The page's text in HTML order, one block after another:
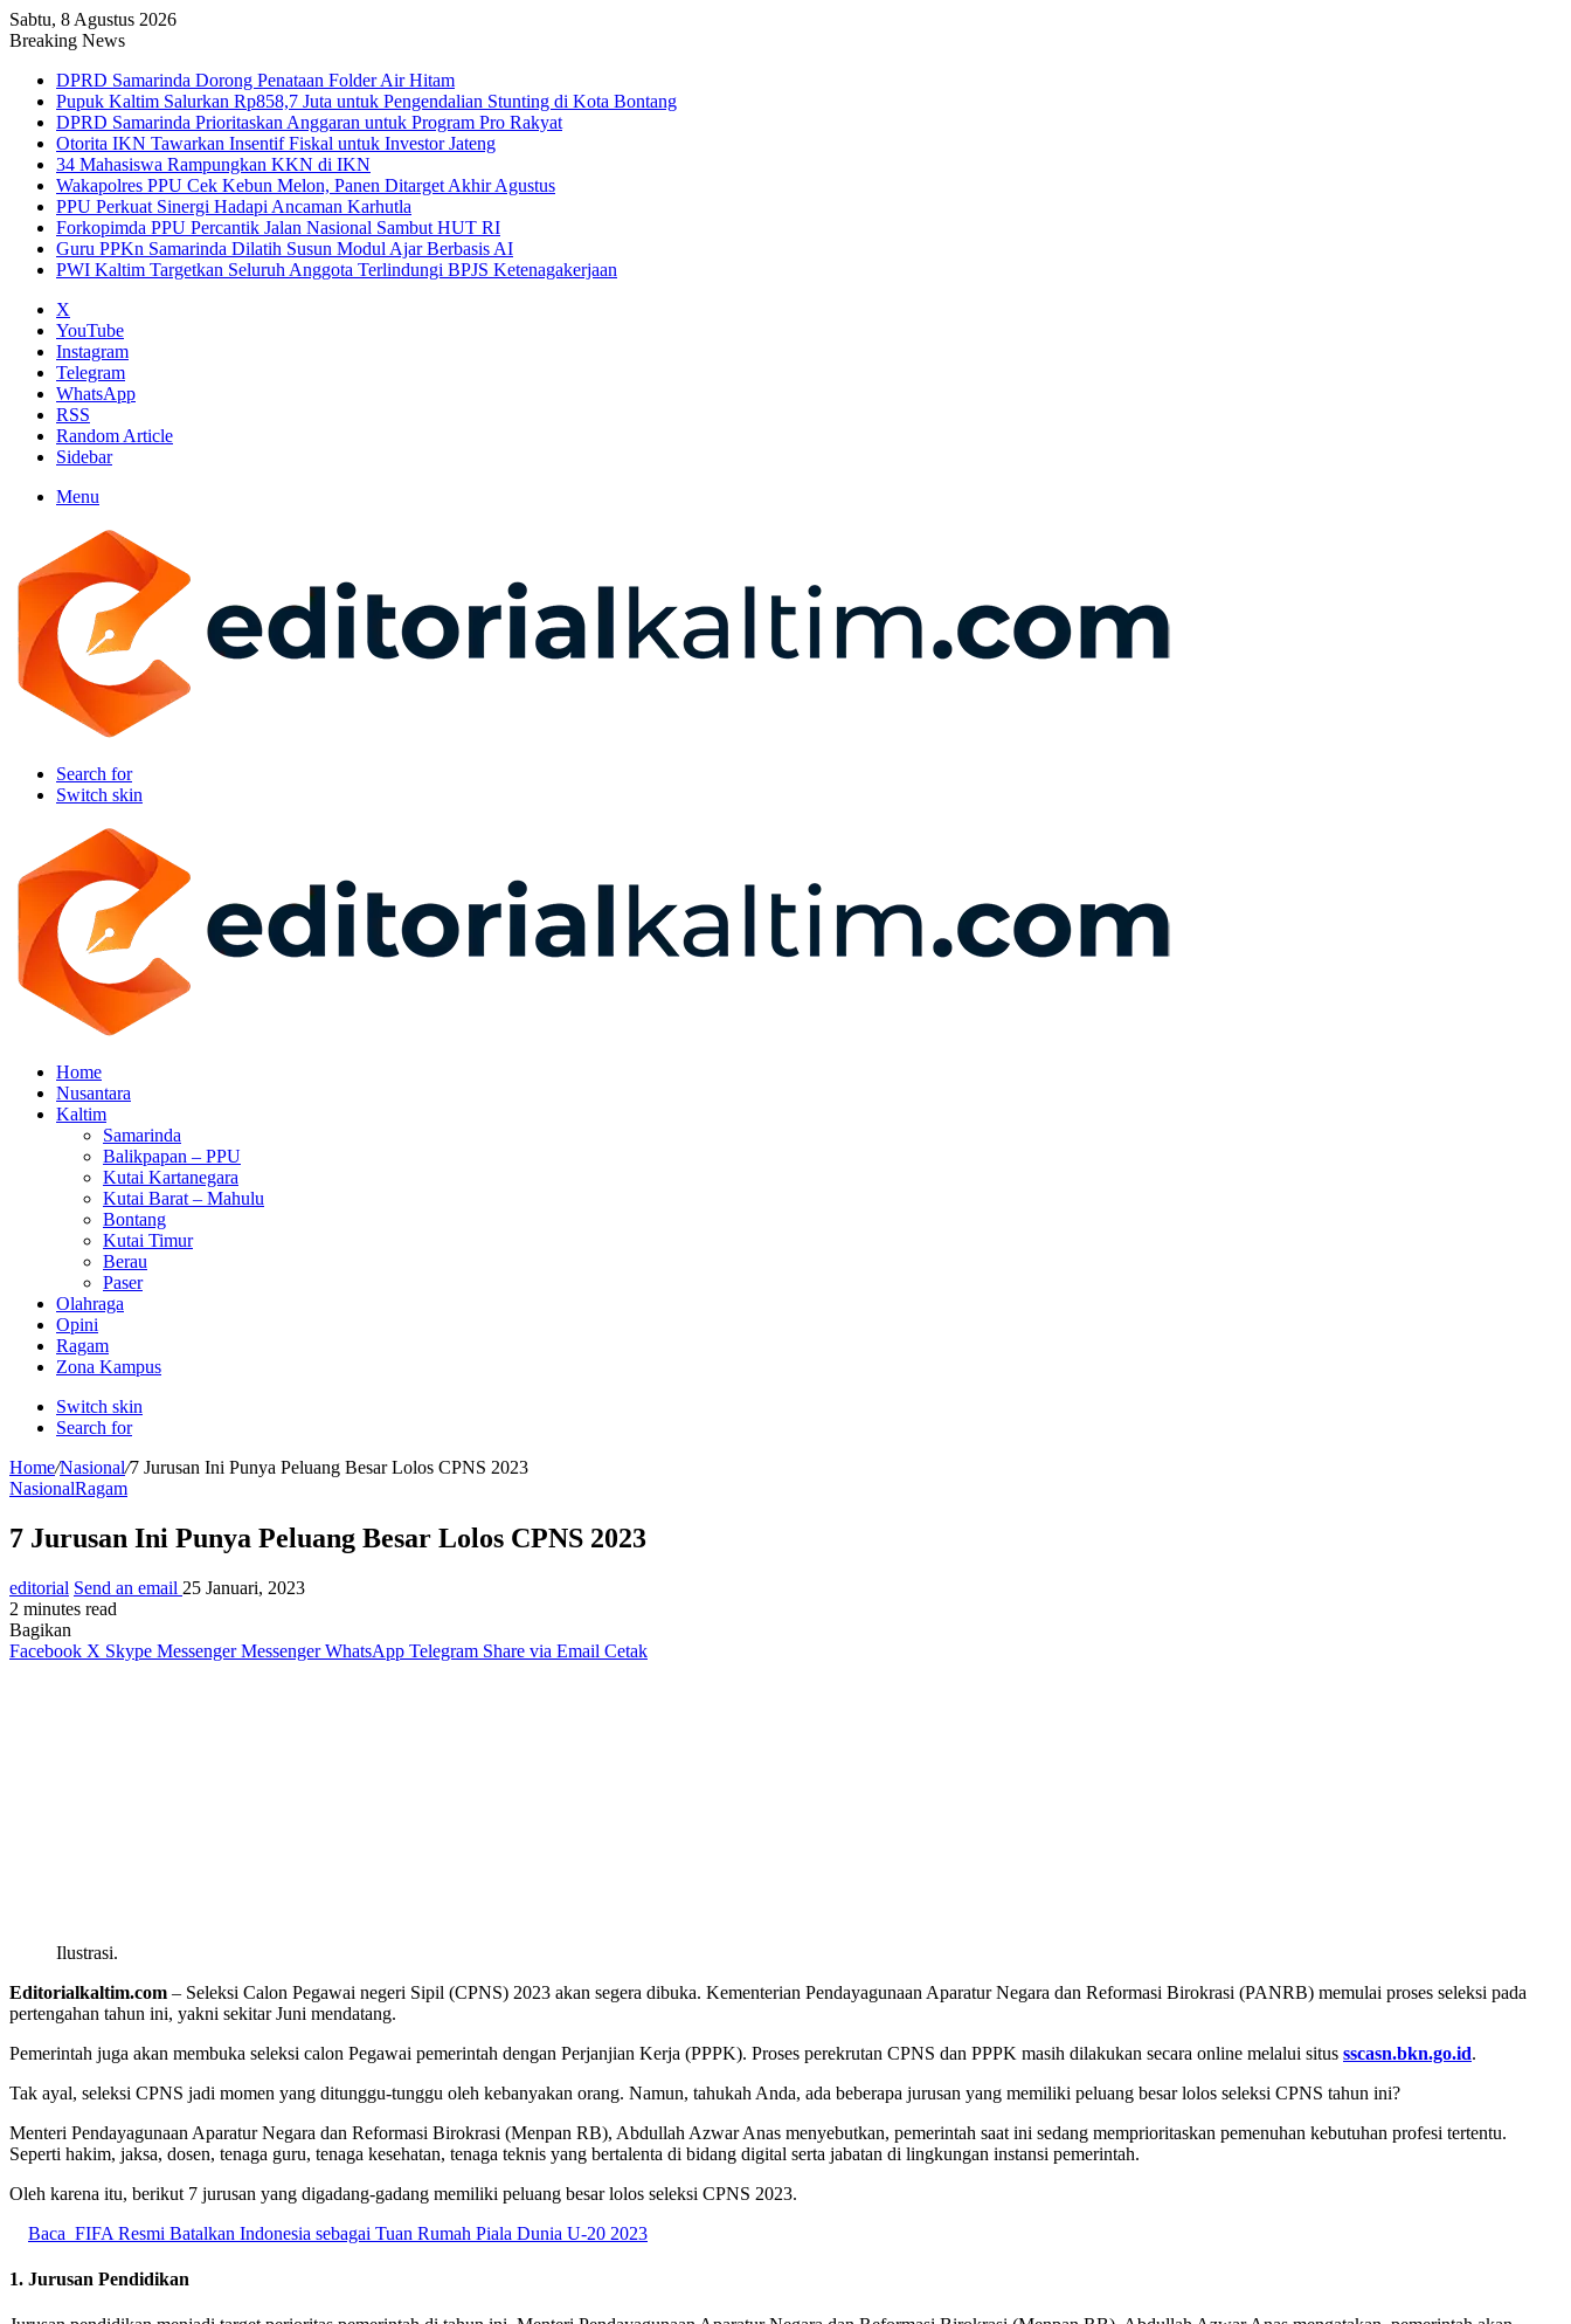
Sabtu, 8 Agustus 2026
Breaking News
DPRD Samarinda Dorong Penataan Folder Air Hitam
Pupuk Kaltim Salurkan Rp858,7 Juta untuk Pengendalian Stunting di Kota Bontang
DPRD Samarinda Prioritaskan Anggaran untuk Program Pro Rakyat
Otorita IKN Tawarkan Insentif Fiskal untuk Investor Jateng
34 Mahasiswa Rampungkan KKN di IKN
Wakapolres PPU Cek Kebun Melon, Panen Ditarget Akhir Agustus
PPU Perkuat Sinergi Hadapi Ancaman Karhutla
Forkopimda PPU Percantik Jalan Nasional Sambut HUT RI
Guru PPKn Samarinda Dilatih Susun Modul Ajar Berbasis AI
PWI Kaltim Targetkan Seluruh Anggota Terlindungi BPJS Ketenagakerjaan
X
YouTube
Instagram
Telegram
WhatsApp
RSS
Random Article
Sidebar
Menu
Search for
Switch skin
Home
Nusantara
Kaltim
Samarinda
Balikpapan – PPU
Kutai Kartanegara
Kutai Barat – Mahulu
Bontang
Kutai Timur
Berau
Paser
Olahraga
Opini
Ragam
Zona Kampus
Switch skin
Search for
Home/Nasional/7 Jurusan Ini Punya Peluang Besar Lolos CPNS 2023
NasionalRagam
7 Jurusan Ini Punya Peluang Besar Lolos CPNS 2023
editorial Send an email 25 Januari, 2023
2 minutes read
Bagikan
Facebook X Skype Messenger Messenger WhatsApp Telegram Share via Email Cetak
Ilustrasi.
Editorialkaltim.com – Seleksi Calon Pegawai negeri Sipil (CPNS) 2023 akan segera dibuka. Kementerian Pendayagunaan Aparatur Negara dan Reformasi Birokrasi (PANRB) memulai proses seleksi pada
pertengahan tahun ini, yakni sekitar Juni mendatang.
Pemerintah juga akan membuka seleksi calon Pegawai pemerintah dengan Perjanjian Kerja (PPPK). Proses perekrutan CPNS dan PPPK masih dilakukan secara online melalui situs sscasn.bkn.go.id.
Tak ayal, seleksi CPNS jadi momen yang ditunggu-tunggu oleh kebanyakan orang. Namun, tahukah Anda, ada beberapa jurusan yang memiliki peluang besar lolos seleksi CPNS tahun ini?
Menteri Pendayagunaan Aparatur Negara dan Reformasi Birokrasi (Menpan RB), Abdullah Azwar Anas menyebutkan, pemerintah saat ini sedang memprioritaskan pemenuhan kebutuhan profesi tertentu.
Seperti hakim, jaksa, dosen, tenaga guru, tenaga kesehatan, tenaga teknis yang bertalenta di bidang digital serta jabatan di lingkungan instansi pemerintah.
Oleh karena itu, berikut 7 jurusan yang digadang-gadang memiliki peluang besar lolos seleksi CPNS 2023.
Baca FIFA Resmi Batalkan Indonesia sebagai Tuan Rumah Piala Dunia U-20 2023
1. Jurusan Pendidikan